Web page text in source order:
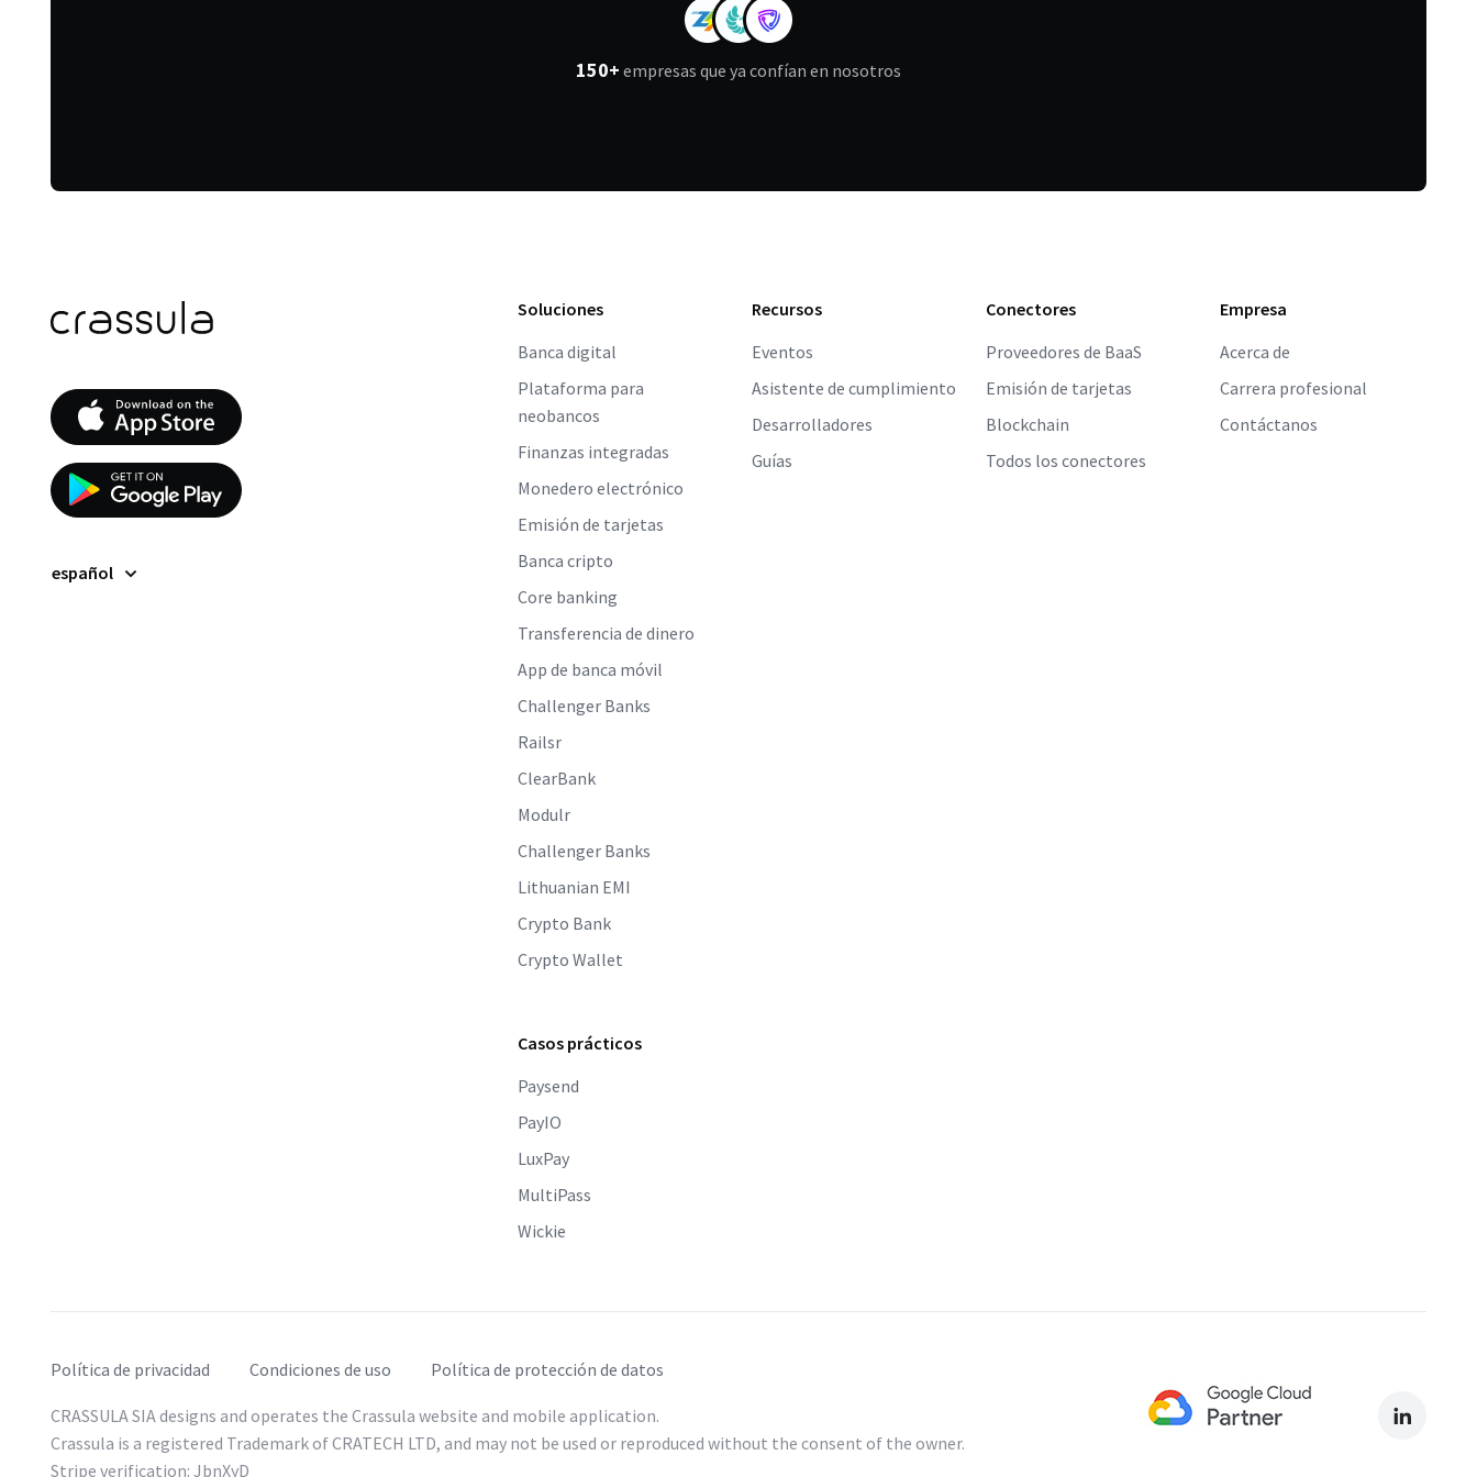
150+ empresas que ya confían en nosotros
español
Soluciones
Banca digital
Plataforma para
neobancos
Finanzas integradas
Monedero electrónico
Emisión de tarjetas
Banca cripto
Core banking
Transferencia de dinero
App de banca móvil
Challenger Banks
Railsr
ClearBank
Modulr
Challenger Banks
Lithuanian EMI
Crypto Bank
Crypto Wallet
Casos prácticos
Paysend
PayIO
LuxPay
MultiPass
Wickie
Recursos
Eventos
Asistente de cumplimiento
Desarrolladores
Guías
Conectores
Proveedores de BaaS
Emisión de tarjetas
Blockchain
Todos los conectores
Empresa
Acerca de
Carrera profesional
Contáctanos
Política de privacidad Condiciones de uso Política de protección de datos
CRASSULA SIA designs and operates the Crassula website and mobile application.
Crassula is a registered Trademark of CRATECH LTD, and may not be used or reproduced without the consent of the owner.
Stripe verification: JbnXyD